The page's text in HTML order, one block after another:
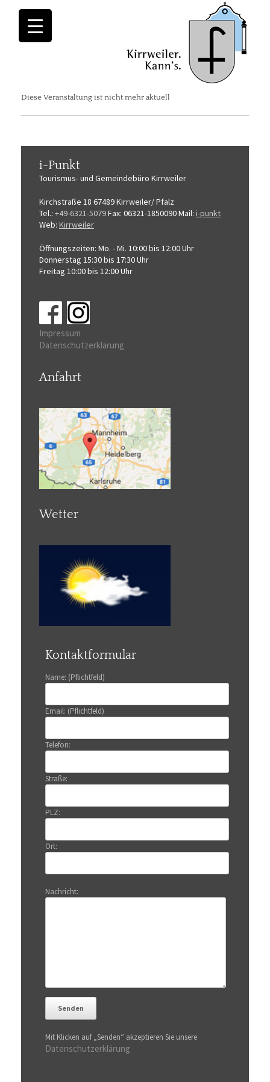
Diese Veranstaltung ist nicht mehr aktuell
i-Punkt
Tourismus-und Gemeindebüro Kirrweiler
Kirchstraße 18 67489 Kirrweiler/ Pfalz
Tel.: +49-6321-5079Fax: 06321-1850090Mail: i-punkt
Web: Kirrweiler
Öffnungszeiten: Mo. - Mi. 10:00 bis 12:00 Uhr
Donnerstag 15:30 bis 17:30 Uhr
Freitag 10:00 bis 12:00 Uhr
Impressum
Datenschutzerklärung
Anfahrt
Wetter
Kontaktformular
Name: (Pflichtfeld)
Email: (Pflichtfeld)
Telefon:
Straße:
PLZ:
Ort:
Nachricht:
Mit Klicken auf „Senden“ akzeptieren Sie unsere
Datenschutzerklärung